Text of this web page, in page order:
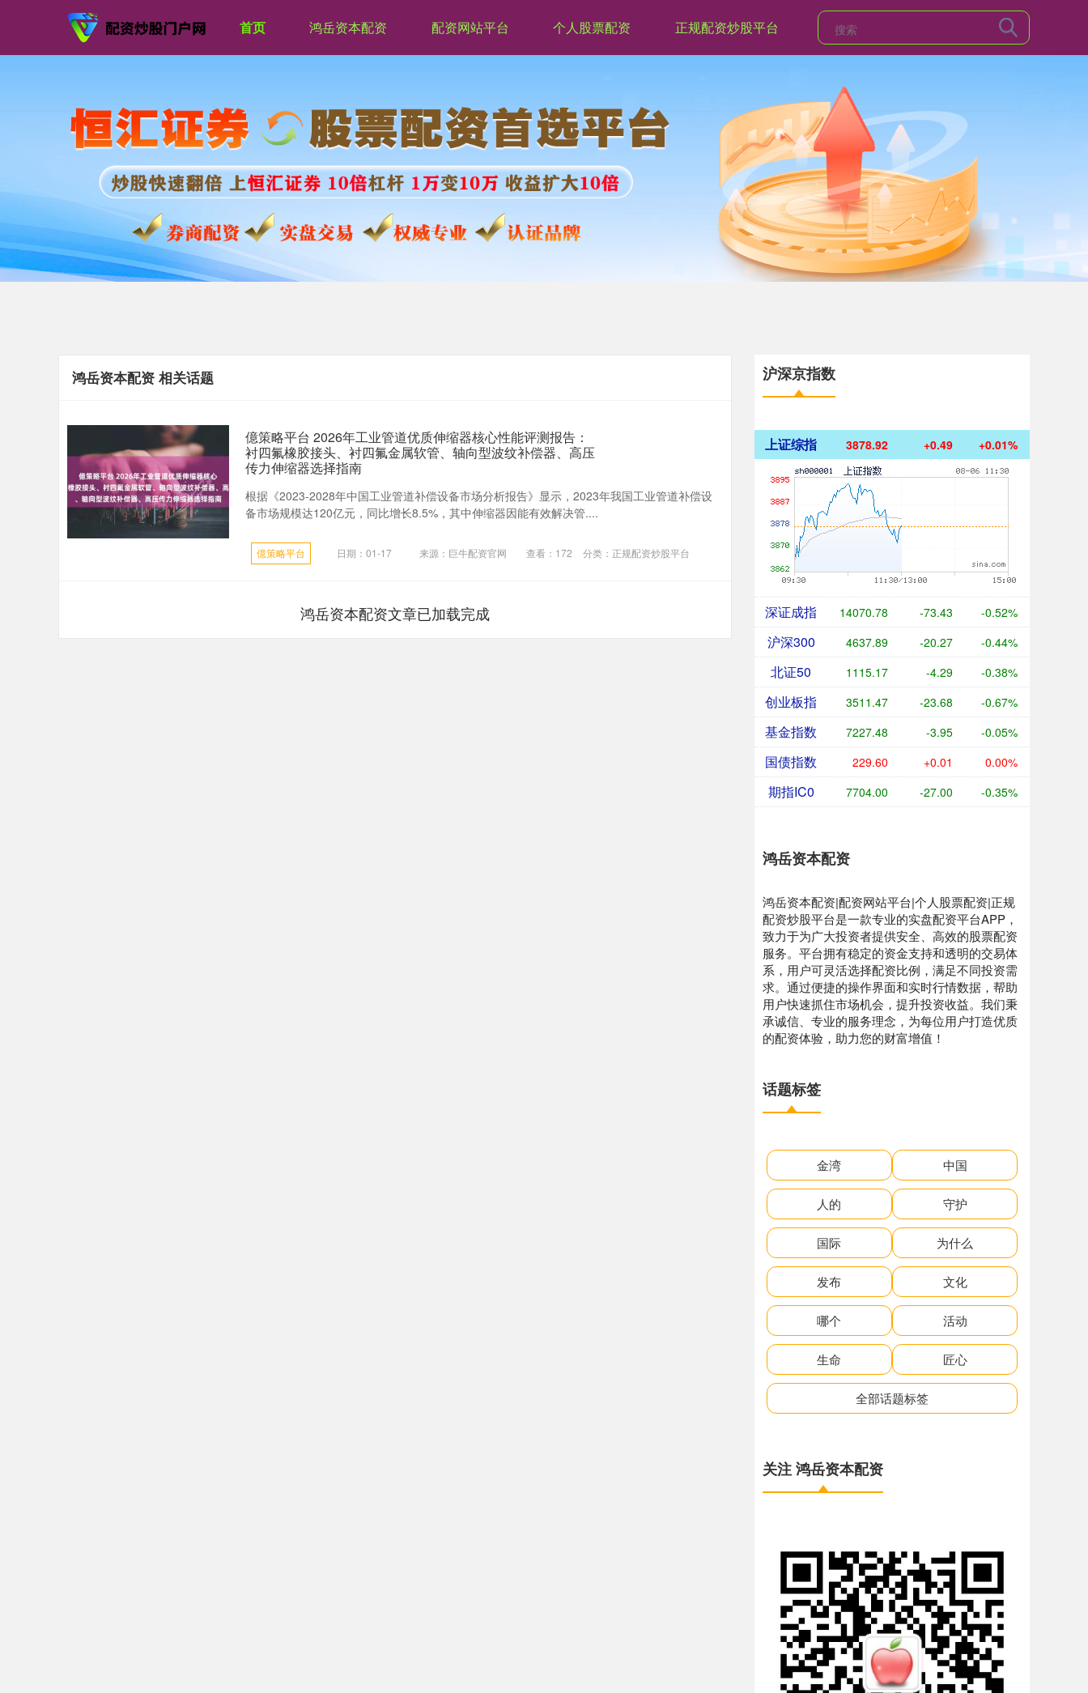
首页 鸿岳资本配资 配资网站平台 个人股票配资 正规配资炒股平台
鸿岳资本配资 相关话题
億策略平台 2026年工业管道优质伸缩器核心性能评测报告：
衬四氟橡胶接头、衬四氟金属软管、轴向型波纹补偿器、高压
传力伸缩器选择指南
根据《2023-2028年中国工业管道补偿设备市场分析报告》显示，2023年我国工业管道补偿设
备市场规模达120亿元，同比增长8.5%，其中伸缩器因能有效解决管....
億策略平台 日期：01-17 来源：巨牛配资官网 查看： 172 分类： 正规配资炒股平台
鸿岳资本配资文章已加载完成
沪深京指数
上证综指 3878.92 +0.49 +0.01%
深证成指 14070.78 -73.43 -0.52%
沪深300 4637.89 -20.27 -0.44%
北证50 1115.17 -4.29 -0.38%
创业板指 3511.47 -23.68 -0.67%
基金指数 7227.48 -3.95 -0.05%
国债指数 229.60 +0.01 0.00%
期指IC0 7704.00 -27.00 -0.35%
鸿岳资本配资
鸿岳资本配资|配资网站平台|个人股票配资|正规
配资炒股平台是一款专业的实盘配资平台APP，
致力于为广大投资者提供安全、高效的股票配资
服务。平台拥有稳定的资金支持和透明的交易体
系，用户可灵活选择配资比例，满足不同投资需
求。通过便捷的操作界面和实时行情数据，帮助
用户快速抓住市场机会，提升投资收益。我们秉
承诚信、专业的服务理念，为每位用户打造优质
的配资体验，助力您的财富增值！
话题标签
金湾 中国
人的 守护
国际 为什么
发布 文化
哪个 活动
生命 匠心
全部话题标签
关注 鸿岳资本配资